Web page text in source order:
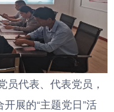
员代表、代表党员，
展的“主题党日”活